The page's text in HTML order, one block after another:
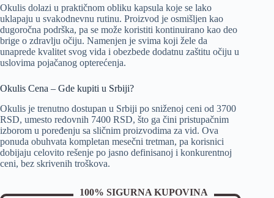
Okulis dolazi u praktičnom obliku kapsula koje se lako
uklapaju u svakodnevnu rutinu. Proizvod je osmišljen kao
dugoročna podrška, pa se može koristiti kontinuirano kao deo
brige o zdravlju očiju. Namenjen je svima koji žele da
unaprede kvalitet svog vida i obezbede dodatnu zaštitu očiju u
uslovima pojačanog opterećenja.
Okulis Cena – Gde kupiti u Srbiji?
Okulis je trenutno dostupan u Srbiji po sniženoj ceni od 3700
RSD, umesto redovnih 7400 RSD, što ga čini pristupačnim
izborom u poređenju sa sličnim proizvodima za vid. Ova
ponuda obuhvata kompletan mesečni tretman, pa korisnici
dobijaju celovito rešenje po jasno definisanoj i konkurentnoj
ceni, bez skrivenih troškova.
100% SIGURNA KUPOVINA